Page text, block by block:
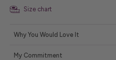
Size chart
Why You Would Love It
My Commitment